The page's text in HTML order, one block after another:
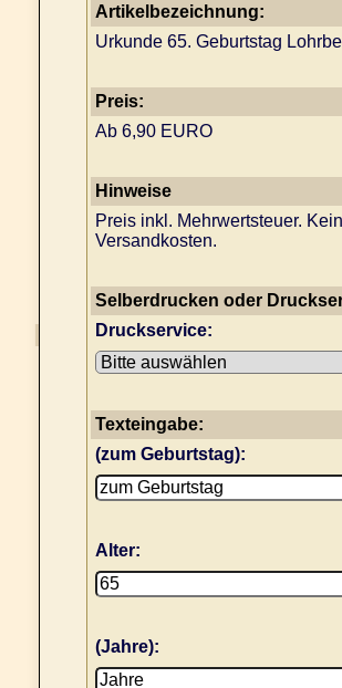
Artikelbezeichnung:
Urkunde 65. Geburtstag
Preis:
Ab 6,90 EURO
Hinweise
Preis inkl. Mehrwertsteuer.
Versandkosten.
Selberdrucken oder
Druckservice:
Texteingabe:
(zum Geburtstag):
Alter:
(Jahre):